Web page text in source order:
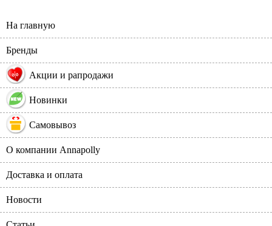
На главную
Бренды
% Акции и рапродажи
Новинки
Самовывоз
О компании Annapolly
Доставка и оплата
Новости